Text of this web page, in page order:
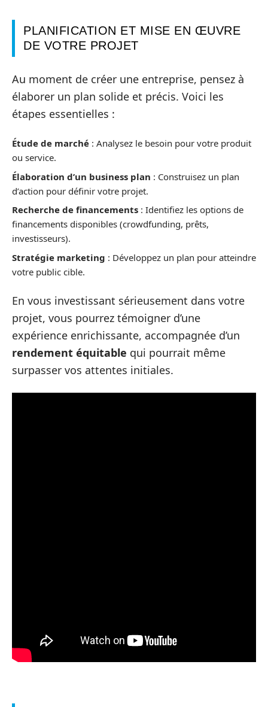
PLANIFICATION ET MISE EN ŒUVRE
DE VOTRE PROJET
Au moment de créer une entreprise, pensez à
élaborer un plan solide et précis. Voici les
étapes essentielles :
Étude de marché : Analysez le besoin pour votre produit
ou service.
Élaboration d’un business plan : Construisez un plan
d’action pour définir votre projet.
Recherche de financements : Identifiez les options de
financements disponibles (crowdfunding, prêts,
investisseurs).
Stratégie marketing : Développez un plan pour atteindre
votre public cible.
En vous investissant sérieusement dans votre
projet, vous pourrez témoigner d’une
expérience enrichissante, accompagnée d’un
rendement équitable qui pourrait même
surpasser vos attentes initiales.